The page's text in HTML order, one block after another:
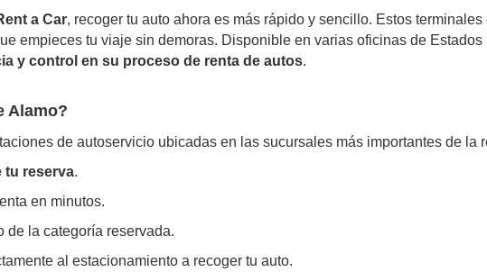
a Car, recoger tu auto ahora es más rápido y sencillo. Estos
empieces tu viaje sin demoras. Disponible en varias oficinas de
y control en su proceso de renta de autos.
Alamo?
de autoservicio ubicadas en las sucursales más importantes de la
tu reserva.
en minutos.
de la categoría reservada.
al estacionamiento a recoger tu auto.